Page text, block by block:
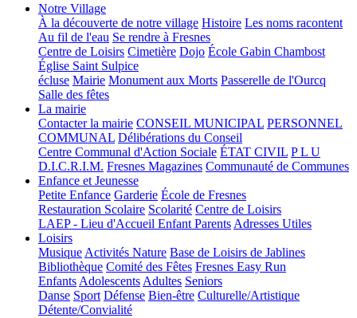
Notre Village
À la découverte de notre village Histoire Les noms racontent
Au fil de l'eau Se rendre à Fresnes
Centre de Loisirs Cimetière Dojo École Gabin Chambost
Église Saint Sulpice
écluse Mairie Monument aux Morts Passerelle de l'Ourcq
Salle des fêtes
La mairie
Contacter la mairie CONSEIL MUNICIPAL PERSONNEL
COMMUNAL Délibérations du Conseil
Centre Communal d'Action Sociale ÉTAT CIVIL P L U
D.I.C.R.I.M. Fresnes Magazines Communauté de Communes
Enfance et Jeunesse
Petite Enfance Garderie École de Fresnes
Restauration Scolaire Scolarité Centre de Loisirs
LAEP - Lieu d'Accueil Enfant Parents Adresses Utiles
Loisirs
Musique Activités Nature Base de Loisirs de Jablines
Bibliothèque Comité des Fêtes Fresnes Easy Run
Enfants Adolescents Adultes Seniors
Danse Sport Défense Bien-être Culturelle/Artistique
Détente/Convialité